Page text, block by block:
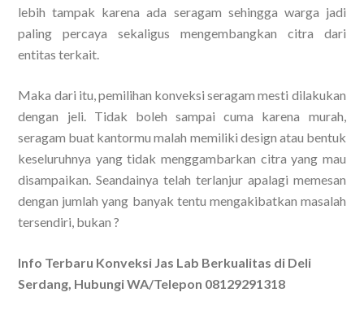
lebih tampak karena ada seragam sehingga warga jadi
paling percaya sekaligus mengembangkan citra dari
entitas terkait.
Maka dari itu, pemilihan konveksi seragam mesti dilakukan
dengan jeli. Tidak boleh sampai cuma karena murah,
seragam buat kantormu malah memiliki design atau bentuk
keseluruhnya yang tidak menggambarkan citra yang mau
disampaikan. Seandainya telah terlanjur apalagi memesan
dengan jumlah yang banyak tentu mengakibatkan masalah
tersendiri, bukan ?
Info Terbaru Konveksi Jas Lab Berkualitas di Deli
Serdang, Hubungi WA/Telepon 08129291318